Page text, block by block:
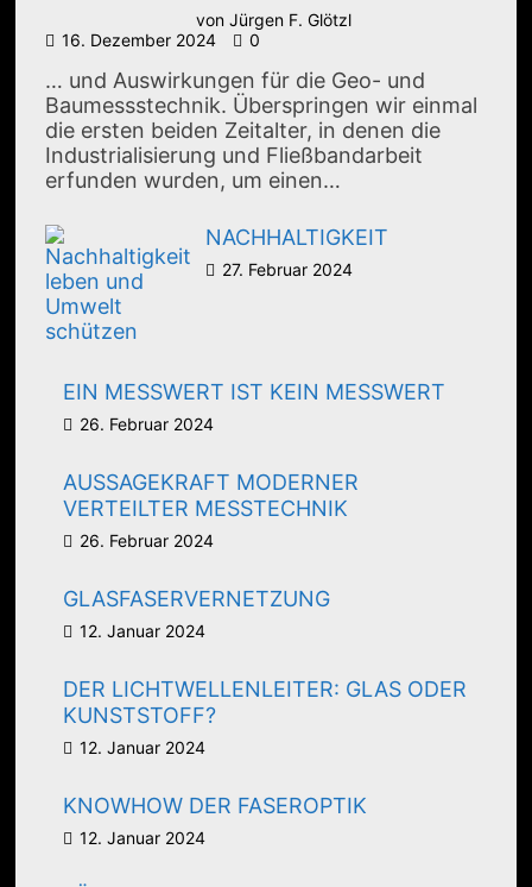
von Jürgen F. Glötzl
16. Dezember 2024
0
… und Auswirkungen für die Geo- und
Baumessstechnik. Überspringen wir einmal
die ersten beiden Zeitalter, in denen die
Industrialisierung und Fließbandarbeit
erfunden wurden, um einen…
NACHHALTIGKEIT
27. Februar 2024
EIN MESSWERT IST KEIN MESSWERT
26. Februar 2024
AUSSAGEKRAFT MODERNER
VERTEILTER MESSTECHNIK
26. Februar 2024
GLASFASERVERNETZUNG
12. Januar 2024
DER LICHTWELLENLEITER: GLAS ODER
KUNSTSTOFF?
12. Januar 2024
KNOWHOW DER FASEROPTIK
12. Januar 2024